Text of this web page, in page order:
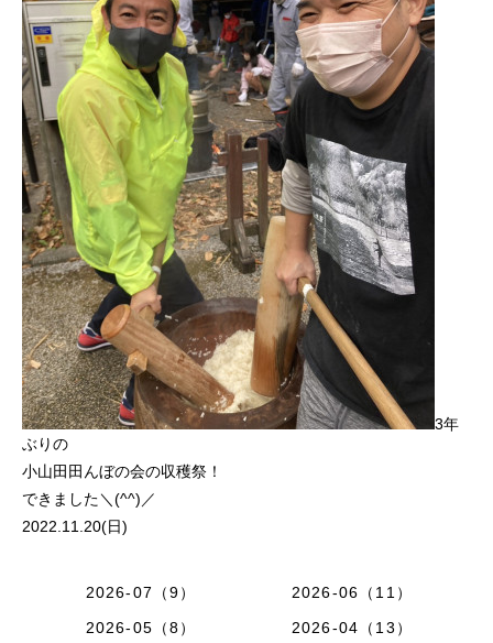
3年
ぶりの
小山田田んぼの会の収穫祭！
できました＼(^^)／
2022.11.20(日)
2026-07（9）
2026-06（11）
2026-05（8）
2026-04（13）